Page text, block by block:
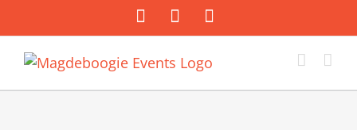
Inhalt
springen
FacebookInstagram
Mail